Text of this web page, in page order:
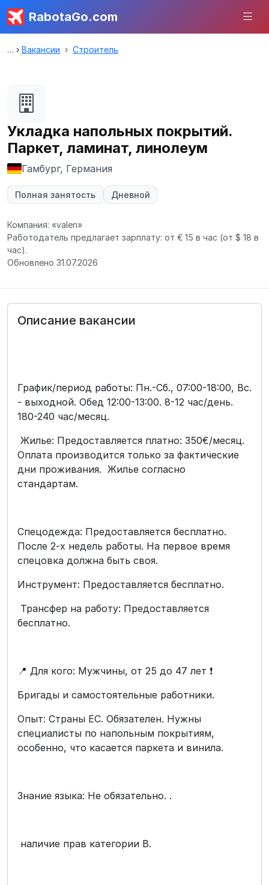
RabotaGo.com
Вакансии Строитель
Укладка напольных покрытий.
Паркет, ламинат, линолеум
Гамбург, Германия
Полная занятость Дневной
Компания: «valen»
Работодатель предлагает зарплату: от € 15 в час (от $ 18 в
час).
Обновлено 31.07.2026
Описание вакансии
График/период работы: Пн.-Сб., 07:00-18:00, Вс.
- выходной. Обед 12:00-13:00. 8-12 час/день.
180-240 час/месяц.
Жилье: Предоставляется платно: 350€/месяц.
Оплата производится только за фактические
дни проживания. Жилье согласно
стандартам.
Спецодежда: Предоставляется бесплатно.
После 2-х недель работы. На первое время
спецовка должна быть своя.
Инструмент: Предоставляется бесплатно.
Трансфер на работу: Предоставляется
бесплатно.
📍 Для кого: Мужчины, от 25 до 47 лет ❗️
Бригады и самостоятельные работники.
Опыт: Страны ЕС. Обязателен. Нужны
специалисты по напольным покрытиям,
особенно, что касается паркета и винила.
Знание языка: Не обязательно. .
наличие прав категории В.